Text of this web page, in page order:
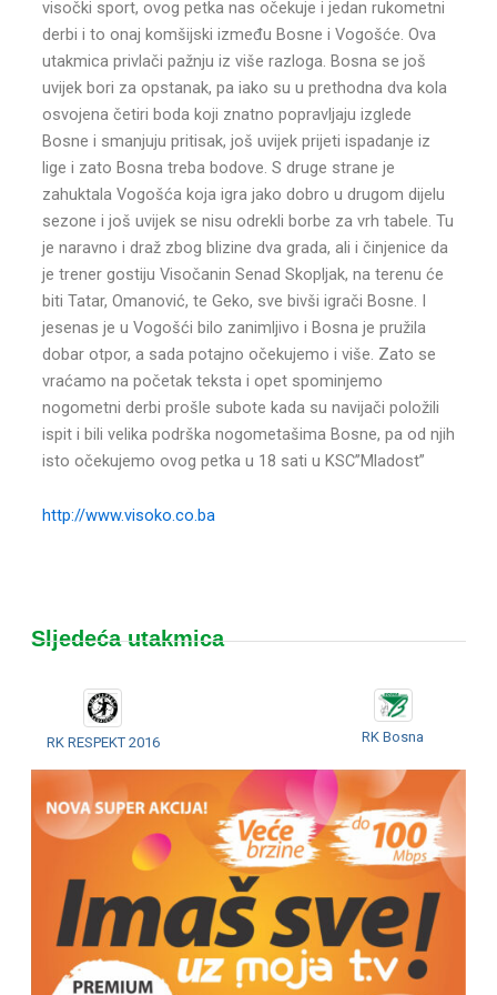
visočki sport, ovog petka nas očekuje i jedan rukometni
derbi i to onaj komšijski između Bosne i Vogošće. Ova
utakmica privlači pažnju iz više razloga. Bosna se još
uvijek bori za opstanak, pa iako su u prethodna dva kola
osvojena četiri boda koji znatno popravljaju izglede
Bosne i smanjuju pritisak, još uvijek prijeti ispadanje iz
lige i zato Bosna treba bodove. S druge strane je
zahuktala Vogošća koja igra jako dobro u drugom dijelu
sezone i još uvijek se nisu odrekli borbe za vrh tabele. Tu
je naravno i draž zbog blizine dva grada, ali i činjenice da
je trener gostiju Visočanin Senad Skopljak, na terenu će
biti Tatar, Omanović, te Geko, sve bivši igrači Bosne. I
jesenas je u Vogošći bilo zanimljivo i Bosna je pružila
dobar otpor, a sada potajno očekujemo i više. Zato se
vraćamo na početak teksta i opet spominjemo
nogometni derbi prošle subote kada su navijači položili
ispit i bili velika podrška nogometašima Bosne, pa od njih
isto očekujemo ovog petka u 18 sati u KSC”Mladost”
http://www.visoko.co.ba
Sljedeća utakmica
RK RESPEKT 2016 RK Bosna